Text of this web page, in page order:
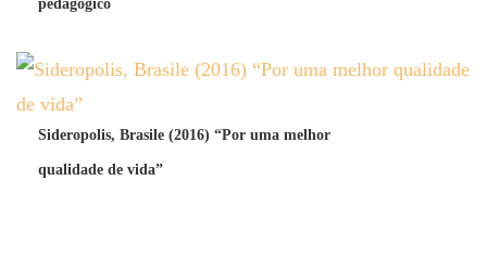
pedagogico
Sideropolis, Brasile (2016) “Por uma melhor
qualidade de vida”